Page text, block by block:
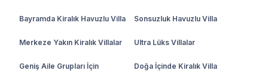
Bayramda Kiralık Havuzlu Villa Sonsuzluk Havuzlu Villa
Merkeze Yakın Kiralık Villalar Ultra Lüks Villalar
Geniş Aile Grupları İçin Doğa İçinde Kiralık Villa